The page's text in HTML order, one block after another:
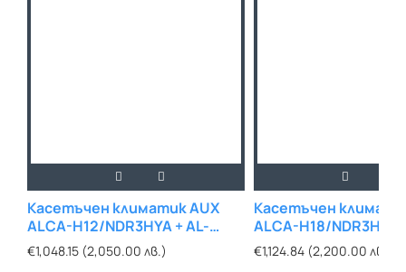
Касетъчен климатик AUX
ALCA-H12/NDR3HYA + AL-
H12/NDR3HB2(U)
€1,048.15 (2,050.00 лв.)
Касетъчен
ALCA-H18/NDR3HYA
H18/NDR3HB2(U)
€1,124.84 (2,200.00 лв.)